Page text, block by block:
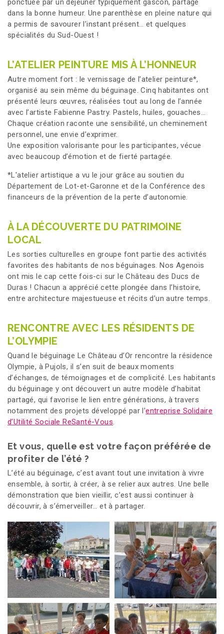
ponctuée par un déjeuner typiquement gascon, partagé
dans la bonne humeur. Une parenthèse en pleine nature qui
a permis de savourer l’instant présent… et quelques
spécialités du Sud-Ouest !
L’ATELIER PEINTURE MIS À L’HONNEUR
Autre moment fort : le vernissage de l’atelier peinture*,
organisé au sein même du béguinage. Cinq habitantes ont
présenté leurs œuvres, réalisées tout au long de l’année
avec l’artiste Fabienne Pastry. Pastels, huiles, gouaches…
Chaque création raconte une sensibilité, un cheminement
personnel, une envie d’exprimer.
Une exposition valorisante pour les participantes, vécue
avec beaucoup d’émotion et de fierté partagée.
*L'atelier artistique a vu le jour grâce au soutien du
Département de Lot-et-Garonne et de la Conférence des
financeurs de la prévention de la perte d’autonomie.
À LA DÉCOUVERTE DU PATRIMOINE
LOCAL
Les sorties culturelles en groupe font partie des activités
favorites des habitants de nos béguinages. Nos Agenois
ont mis le cap cette fois-ci sur le Château des Ducs de
Duras ! Chacun a apprécié cette plongée dans l’histoire,
entre architecture majestueuse et récits d’un autre temps.
RENCONTRE AVEC LES RÉSIDENTS DE
L’OLYMPIE
Quand le béguinage Le Château d’Or rencontre la résidence
Olympie, à Pujols, il s’en suit de beaux moments
d’échanges, de témoignages et de complicité. Les habitants
du béguinage y ont découvert un autre modèle d’habitat
partagé, qui favorise le lien entre générations, à travers
notamment des projets développé par l’entreprise Solidaire
d’Utilité Sociale ReSanté-Vous.
Et vous, quelle est votre façon préférée de
profiter de l’été ?
L’été au béguinage, c’est avant tout une invitation à vivre
ensemble, à sortir, à créer, à se relier aux autres. Une belle
démonstration que bien vieillir, c’est aussi continuer à
découvrir, à s’émerveiller… et à partager.